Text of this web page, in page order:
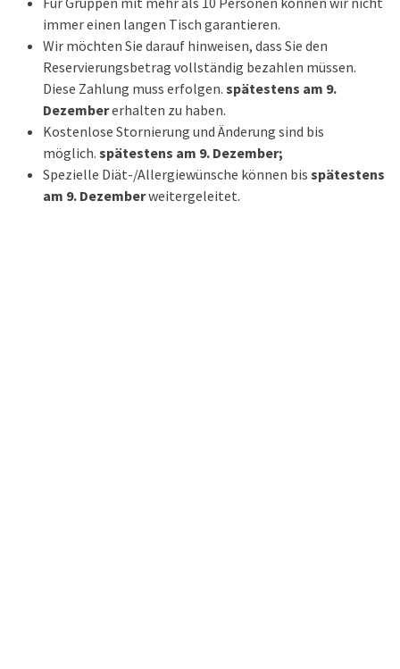
immer einen langen Tisch garantieren.
Wir möchten Sie darauf hinweisen, dass Sie den
Reservierungsbetrag vollständig bezahlen müssen.
Diese Zahlung muss erfolgen. spätestens am 9.
Dezembererhalten zu haben.
Kostenlose Stornierung und Änderung sind bis
möglich. spätestens am 9. Dezember;
Spezielle Diät-/Allergiewünsche können bis spätestens
am 9. Dezemberweitergeleitet.